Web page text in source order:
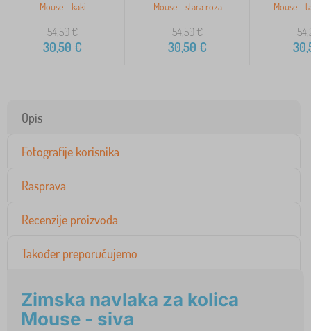
Mouse - kaki
54,50€
30,50 €
Mouse - stara roza
54,50€
30,50 €
Mouse -
Opis
Fotografije korisnika
Rasprava
Recenzije proizvoda
Također preporučujemo
Zimska navlaka za kolica
Mouse - siva